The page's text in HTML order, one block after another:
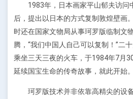
1983年，日本画家平山郁夫访问
后，提出以日本的方式复制敦煌壁画
时还在国家文物局从事珂罗版临制文
腾，“我们中国人自己可以复制！”二
乘坐三天三夜的火车，于1984年7月
延续国宝生命的传奇故事，就此开始。
珂罗版技术并非依靠高精尖的设